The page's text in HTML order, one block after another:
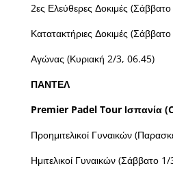
2ες Ελεύθερες Δοκιμές
Κατατακτήριες Δοκιμές
Αγώνας (Κυριακή 2/3, 06.45)
ΠΑΝΤΕΛ
Premier Padel Tour Ισπανία
Προημιτελικοί Γυναικών
Ημιτελικοί Γυναικών (Σάββατο